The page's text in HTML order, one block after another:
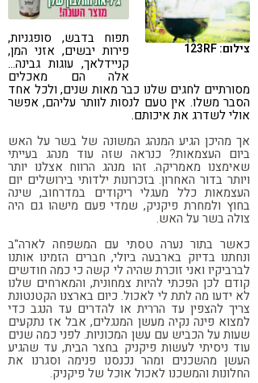
צילום: 123RF
תפוח בדבש, סופגניות,
פירות יבשים, אזני המן,
קניידלאך, עוגות גבינה…
אלה הם מאכלים
מסורתיים לחגים שלנו כבר מאות שנים, ולכל אחד
הסבר משלו. אין טעם לנסות לוותר עליהם, אפשר
אולי לשדרג את איכותם.
אך מהיכן הגיע המנהג המשונה של בשר על האש
ביום העצמאות? כנראה שזה עוד מנהג בעייתי
שאימצנו מאמריקה. זהו מנהג הרווח אצלנו יותר
ויותר בדור האחרון. בזכרונות ילדותי בירושלים יום
העצמאות כלל מעגלי ריקודים במדרחוב, שינה
בחוץ ולמחרת פיקניק, שמדי פעם מישהו גם היה
צולה בשר על האש.
כאשר בתור נערה טסתי עם המשפחה לארה"ב
ונחתנו בדיוק בארבעה ביולי, חברים הזמינו אותנו
לברביקיו ואני זוכרת שהיה לי קשה כי כמה חודשים
קודם לכן הפכתי להיות צמחונית, והמארחים שלנו
לא ידעו מה לתת לי לאכול. כיום בארצנו הקטנטונת
צריך להצפין עד הררית או להדרים עד הנגב כדי
למצוא פינה נקיה מעשן המנגלים, אבל אז נתקעים
שעות על הכביש עם עשן המכוניות. לפני כמה שנים
עוד ניסיתי לעשות פיקניק בחצר הבית, עד שהגיע
העשן מהשכנים ומהר נכנסנו פנימה וסגרנו את
החלונות והמשכנו לאכול אוכל של פיקניק.